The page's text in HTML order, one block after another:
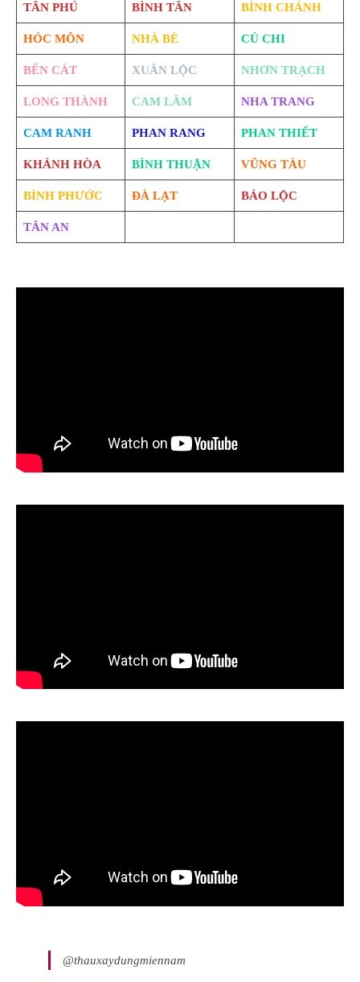
TÂN PHÚ BÌNH TÂN BÌNH CHÁNH
HÓC MÔN NHÀ BÈ CỦ CHI
BẾN CÁT XUÂN LỘC NHƠN TRẠCH
LONG THÀNH CAM LÂM NHA TRANG
CAM RANH PHAN RANG PHAN THIẾT
KHÁNH HÒA BÌNH THUẬN VŨNG TÀU
BÌNH PHƯỚC ĐÀ LẠT BẢO LỘC
TÂN AN
@thauxaydungmiennam